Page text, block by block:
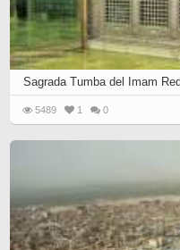
Sagrada Tumba del Imam
5489 1 0